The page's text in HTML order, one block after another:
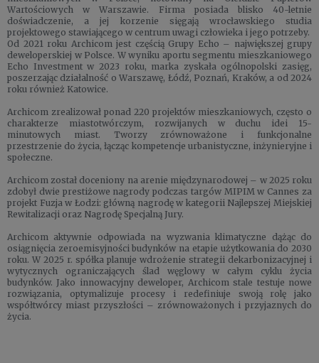
Wartościowych w Warszawie. Firma posiada blisko 40-letnie
doświadczenie, a jej korzenie sięgają wrocławskiego studia
projektowego stawiającego w centrum uwagi człowieka i jego potrzeby.
Od 2021 roku Archicom jest częścią Grupy Echo – największej grupy
deweloperskiej w Polsce. W wyniku aportu segmentu mieszkaniowego
Echo Investment w 2023 roku, marka zyskała ogólnopolski zasięg,
poszerzając działalność o Warszawę, Łódź, Poznań, Kraków, a od 2024
roku również Katowice.
Archicom zrealizował ponad 220 projektów mieszkaniowych, często o
charakterze miastotwórczym, rozwijanych w duchu idei 15-
minutowych miast. Tworzy zrównoważone i funkcjonalne
przestrzenie do życia, łącząc kompetencje urbanistyczne, inżynieryjne i
społeczne.
Archicom został doceniony na arenie międzynarodowej – w 2025 roku
zdobył dwie prestiżowe nagrody podczas targów MIPIM w Cannes za
projekt Fuzja w Łodzi: główną nagrodę w kategorii Najlepszej Miejskiej
Rewitalizacji oraz Nagrodę Specjalną Jury.
Archicom aktywnie odpowiada na wyzwania klimatyczne dążąc do
osiągnięcia zeroemisyjności budynków na etapie użytkowania do 2030
roku. W 2025 r. spółka planuje wdrożenie strategii dekarbonizacyjnej i
wytycznych ograniczających ślad węglowy w całym cyklu życia
budynków. Jako innowacyjny deweloper, Archicom stale testuje nowe
rozwiązania, optymalizuje procesy i redefiniuje swoją rolę jako
współtwórcy miast przyszłości – zrównoważonych i przyjaznych do
życia.